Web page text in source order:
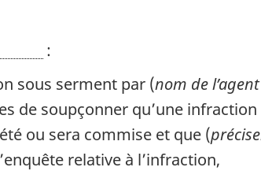
:
sous serment par (nom de
de soupçonner qu’une infraction
ou sera commise et que (
relative à l’infraction,